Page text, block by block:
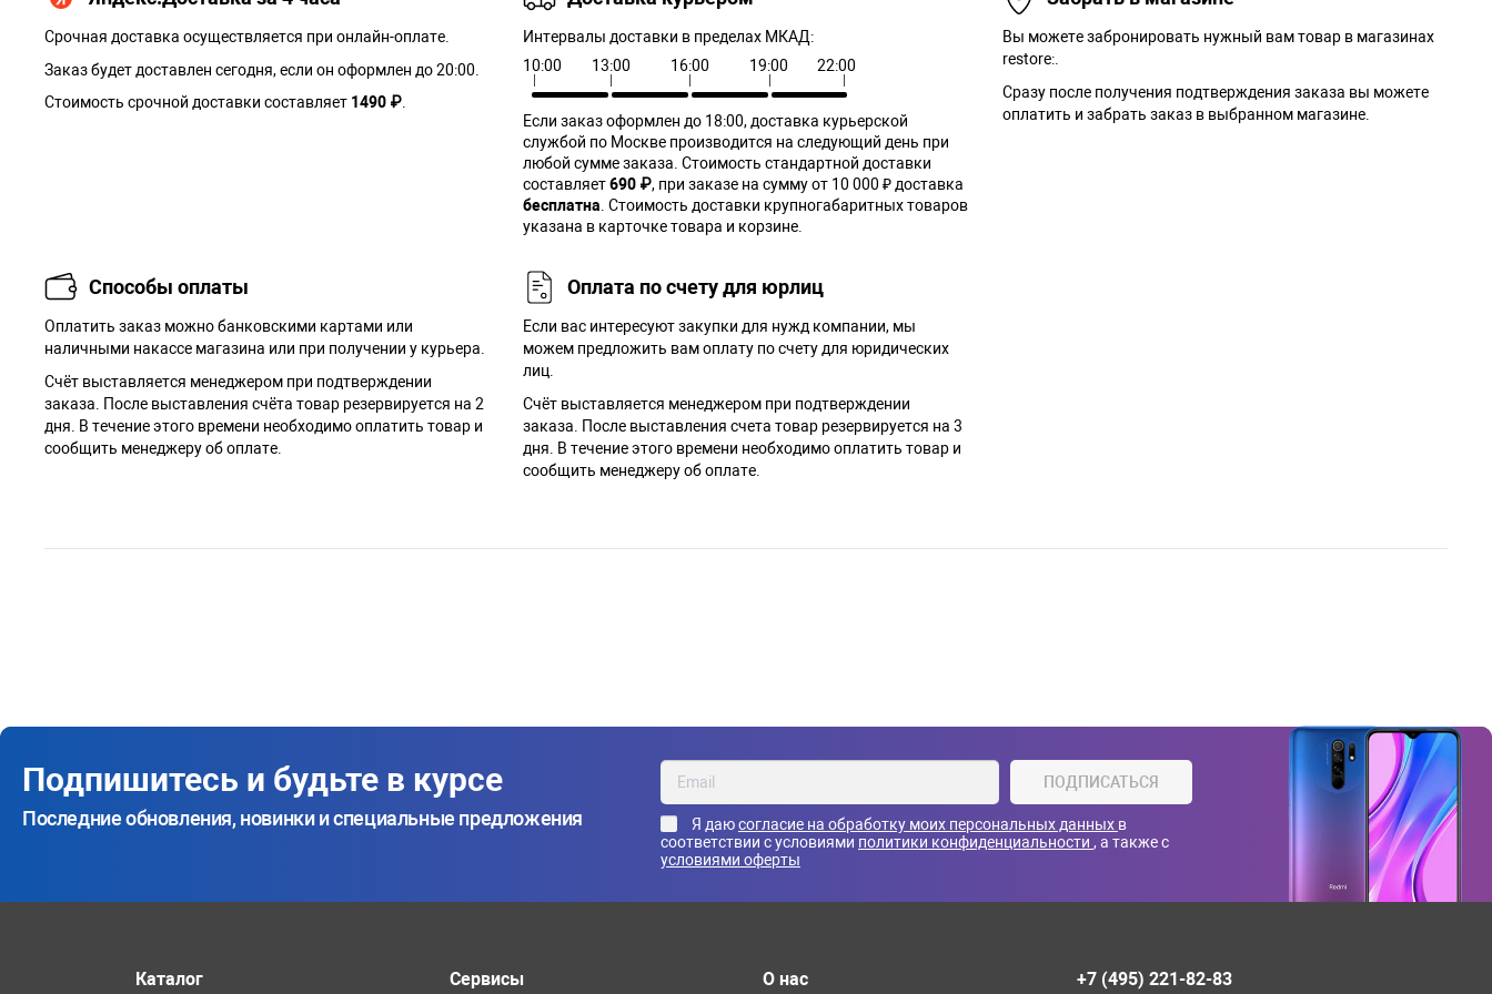
Срочная доставка осуществляется при онлайн-оплате.
Заказ будет доставлен сегодня, если он оформлен до 20:00.
Стоимость срочной доставки составляет 1490 ₽
Интервалы доставки в пределах МКАД:
10:00
13:00 16:00 19:00 22:00
Если заказ оформлен до 18:00, доставка курьерской
службой по Москве производится на следующий день при
любой сумме заказа. Cтоимость стандартной доставки
составляет690 ₽, при заказе на сумму от 10 000 ₽ доставка
бесплатна . Стоимость доставки крупногабаритных товаров
указана в карточке товара и корзине.
Вы можете забронировать нужный вам товар в магазинах
restore:.
Сразу после получения подтверждения заказа вы можете
оплатить и забрать заказ в выбранном магазине.
Способы оплаты
Оплатить заказ можно банковскими картами или
наличными накассе магазина или при получении у курьера.
Cчёт выставляется менеджером при подтверждении
заказа. После выставления счёта товар резервируется на 2
дня. В течение этого времени необходимо оплатить товар и
сообщить менеджеру об оплате.
Оплата по счету для юрлиц
Если вас интересуют закупки для нужд компании, мы
можем предложить вам оплату по счету для юридических
лиц.
Счёт выставляется менеджером при подтверждении
заказа. После выставления счета товар резервируется на 3
дня. В течение этого времени необходимо оплатить товар и
сообщить менеджеру об оплате.
Подпишитесь и будьте в курсе
Последние обновления, новинки и специальные предложения
ПОДПИСАТЬСЯ
Я даюсогласие на обработку моих персональных данных в
соответствии с условиями политики конфиденциальности , а также с
условиями оферты
Каталог Сервисы О нас +7 (495) 221-82-83